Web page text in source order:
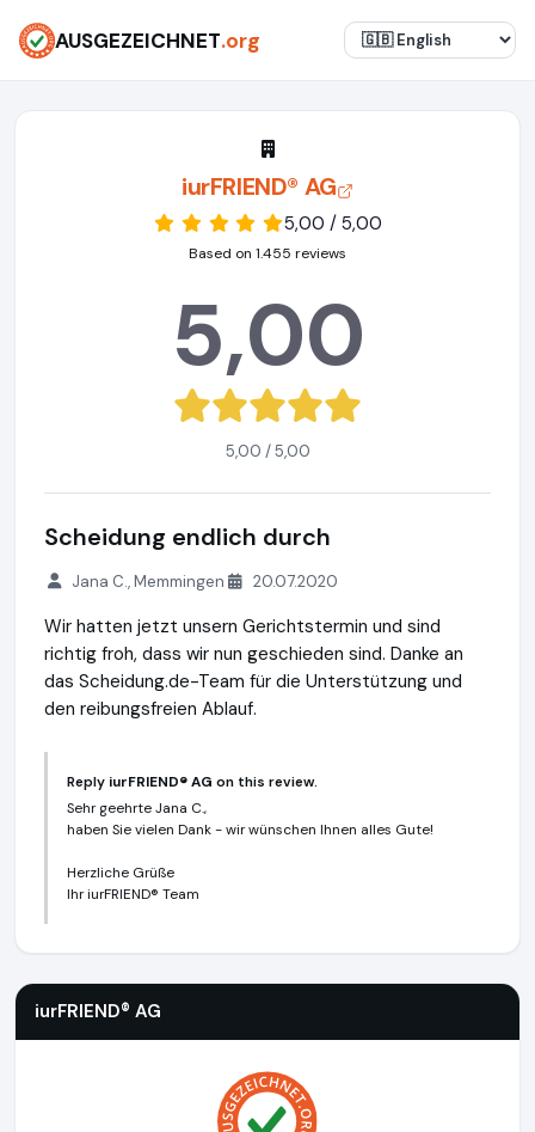
AUSGEZEICHNET.org
iurFRIEND® AG
5,00 / 5,00
Based on 1.455 reviews
5,00
5,00 / 5,00
Scheidung endlich durch
Jana C., Memmingen 20.07.2020
Wir hatten jetzt unsern Gerichtstermin und sind
richtig froh, dass wir nun geschieden sind. Danke an
das Scheidung.de-Team für die Unterstützung und
den reibungsfreien Ablauf.
Reply iurFRIEND® AG on this review.
Sehr geehrte Jana C.,
haben Sie vielen Dank - wir wünschen Ihnen alles Gute!
Herzliche Grüße
Ihr iurFRIEND® Team
iurFRIEND® AG